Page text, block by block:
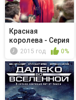
Красная
королева - Серия
12 2015 год 0%